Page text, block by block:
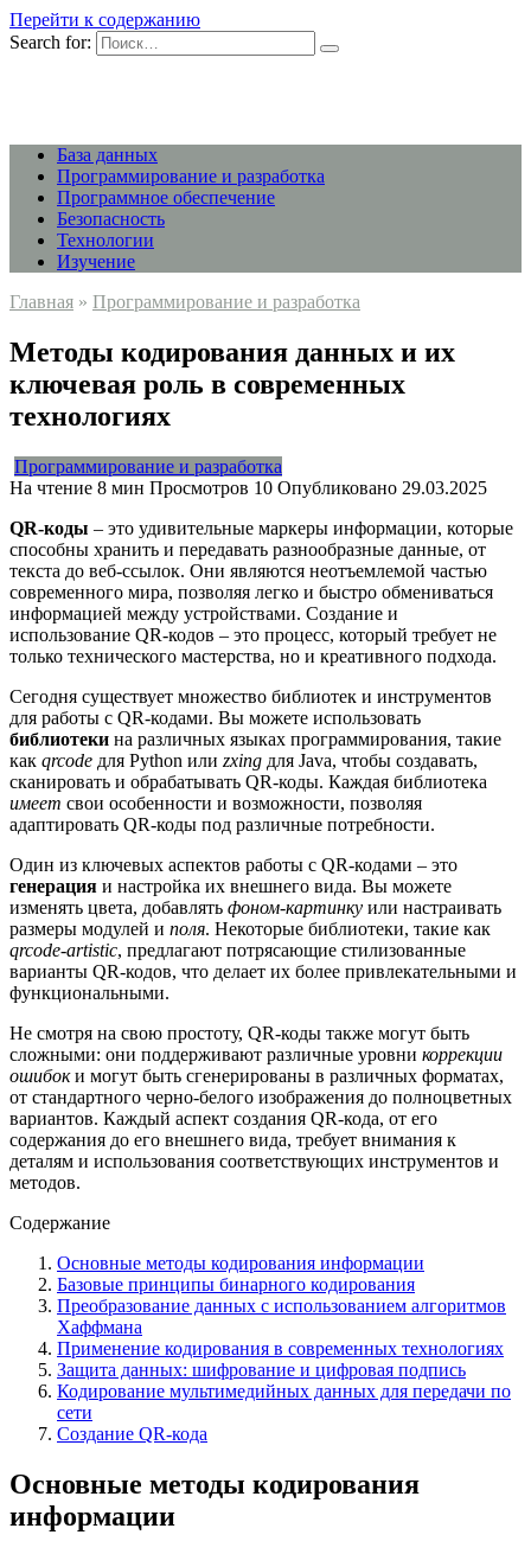
Перейти к содержанию
Search for:
База данных
Программирование и разработка
Программное обеспечение
Безопасность
Технологии
Изучение
Главная » Программирование и разработка
Методы кодирования данных и их
ключевая роль в современных
технологиях
Программирование и разработка
На чтение 8 мин Просмотров 10 Опубликовано 29.03.2025
QR-коды – это удивительные маркеры информации, которые
способны хранить и передавать разнообразные данные, от
текста до веб-ссылок. Они являются неотъемлемой частью
современного мира, позволяя легко и быстро обмениваться
информацией между устройствами. Создание и
использование QR-кодов – это процесс, который требует не
только технического мастерства, но и креативного подхода.
Сегодня существует множество библиотек и инструментов
для работы с QR-кодами. Вы можете использовать
библиотеки на различных языках программирования, такие
как qrcode для Python или zxing для Java, чтобы создавать,
сканировать и обрабатывать QR-коды. Каждая библиотека
имеет свои особенности и возможности, позволяя
адаптировать QR-коды под различные потребности.
Один из ключевых аспектов работы с QR-кодами – это
генерация и настройка их внешнего вида. Вы можете
изменять цвета, добавлять фоном-картинку или настраивать
размеры модулей и поля. Некоторые библиотеки, такие как
qrcode-artistic, предлагают потрясающие стилизованные
варианты QR-кодов, что делает их более привлекательными и
функциональными.
Не смотря на свою простоту, QR-коды также могут быть
сложными: они поддерживают различные уровни коррекции
ошибоки могут быть сгенерированы в различных форматах,
от стандартного черно-белого изображения до полноцветных
вариантов. Каждый аспект создания QR-кода, от его
содержания до его внешнего вида, требует внимания к
деталям и использования соответствующих инструментов и
методов.
Содержание
Основные методы кодирования информации
Базовые принципы бинарного кодирования
Преобразование данных с использованием алгоритмов
Хаффмана
Применение кодирования в современных технологиях
Защита данных: шифрование и цифровая подпись
Кодирование мультимедийных данных для передачи по
сети
Создание QR-кода
Основные методы кодирования
информации